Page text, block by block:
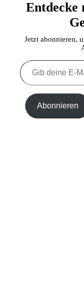
Entdecke
Jetzt abonnieren,
Gib
deine
E-
Adresse
ein ... Abonnieren